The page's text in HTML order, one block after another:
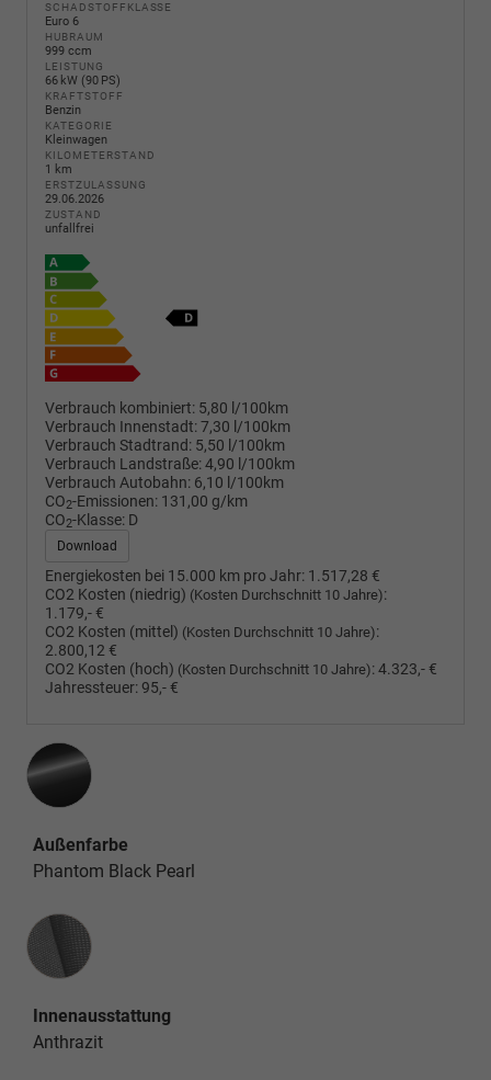
SCHADSTOFFKLASSE
Euro 6
HUBRAUM
999 ccm
LEISTUNG
66 kW (90 PS)
KRAFTSTOFF
Benzin
KATEGORIE
Kleinwagen
KILOMETERSTAND
1 km
ERSTZULASSUNG
29.06.2026
ZUSTAND
unfallfrei
Verbrauch kombiniert: 5,80 l/100km
Verbrauch Innenstadt:7,30 l/100km
Verbrauch Stadtrand: 5,50 l/100km
Verbrauch Landstraße:4,90 l/100km
Verbrauch Autobahn: 6,10 l/100km
CO2-Emissionen: 131,00 g/km
CO2-Klasse: D
Download
Energiekosten bei 15.000 km pro Jahr: 1.517,28 €
CO2 Kosten (niedrig) (Kosten Durchschnitt 10 Jahre):
1.179,- €
CO2 Kosten (mittel) (Kosten Durchschnitt 10 Jahre):
2.800,12 €
CO2 Kosten (hoch) (Kosten Durchschnitt 10 Jahre):4.323,- €
Jahressteuer: 95,- €
Außenfarbe
Phantom Black Pearl
Innenausstattung
Innenausstattung
Anthrazit